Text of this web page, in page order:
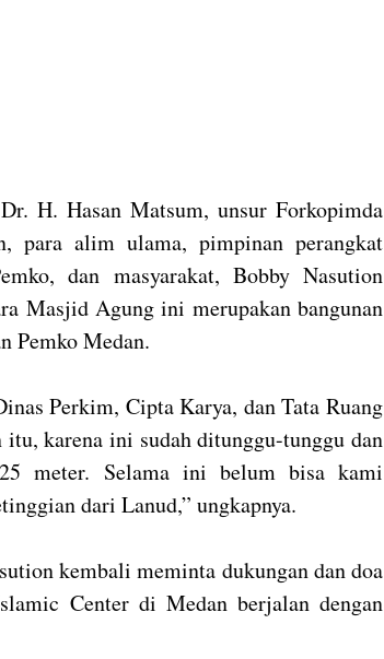
H. Hasan Matsum, unsur Forkopimda
para alim ulama, pimpinan perangkat
dan masyarakat, Bobby Nasution
Masjid Agung ini merupakan bangunan
Pemko Medan.
Perkim, Cipta Karya, dan Tata Ruang
karena ini sudah ditunggu-tunggu dan
meter. Selama ini belum bisa kami
dari Lanud,” ungkapnya.
kembali meminta dukungan dan doa
Center di Medan berjalan dengan